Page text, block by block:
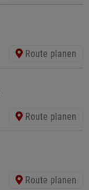
Route planen
Route planen
Route planen